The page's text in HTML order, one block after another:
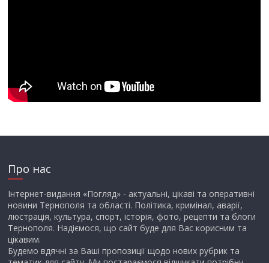
Про нас
Інтернет-видання «Погляд» - актуальні, цікаві та оперативні
новини Тернополя та області. Політика, кримінал, аварії,
люстрація, культура, спорт, історія, фото, рецепти та блоги
Тернополя. Надіємося, що сайт буде для Вас корисним та
цікавим.
Будемо вдячні за Ваші пропозиції щодо нових рубрик та